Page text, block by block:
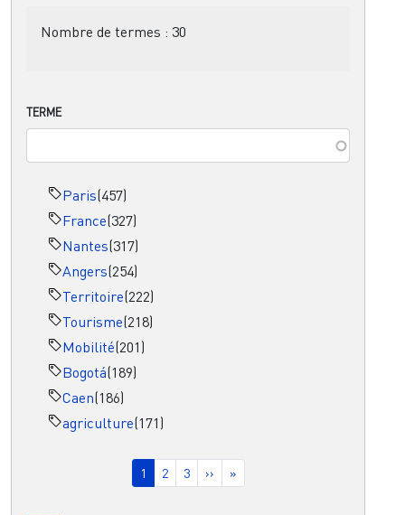
Nombre de termes : 30
TERME
Paris(457)
France(327)
Nantes(317)
Angers(254)
Territoire(222)
Tourisme(218)
Mobilité(201)
Bogotá(189)
Caen(186)
agriculture(171)
Page courante
1 Page
2 Page
3 Page suivante
›› Dernière page
»